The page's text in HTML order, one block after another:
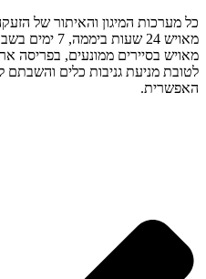
כל מערכות המיגון והאיתור של
מאויש 24
מאויש בסיירים ממונעים, בפריסה
לטובת מניעת גניבות כלים והשבתם
האפשרית.